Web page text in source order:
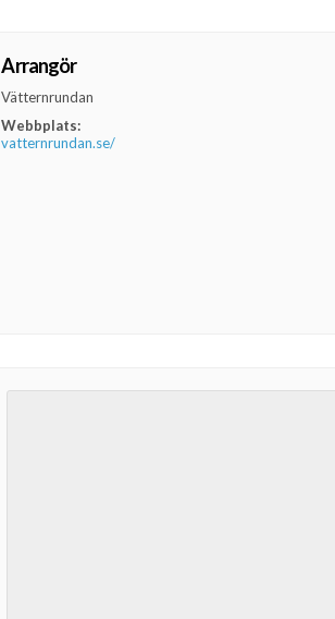
Arrangör
Vätternrundan
Webbplats:
vatternrundan.se/